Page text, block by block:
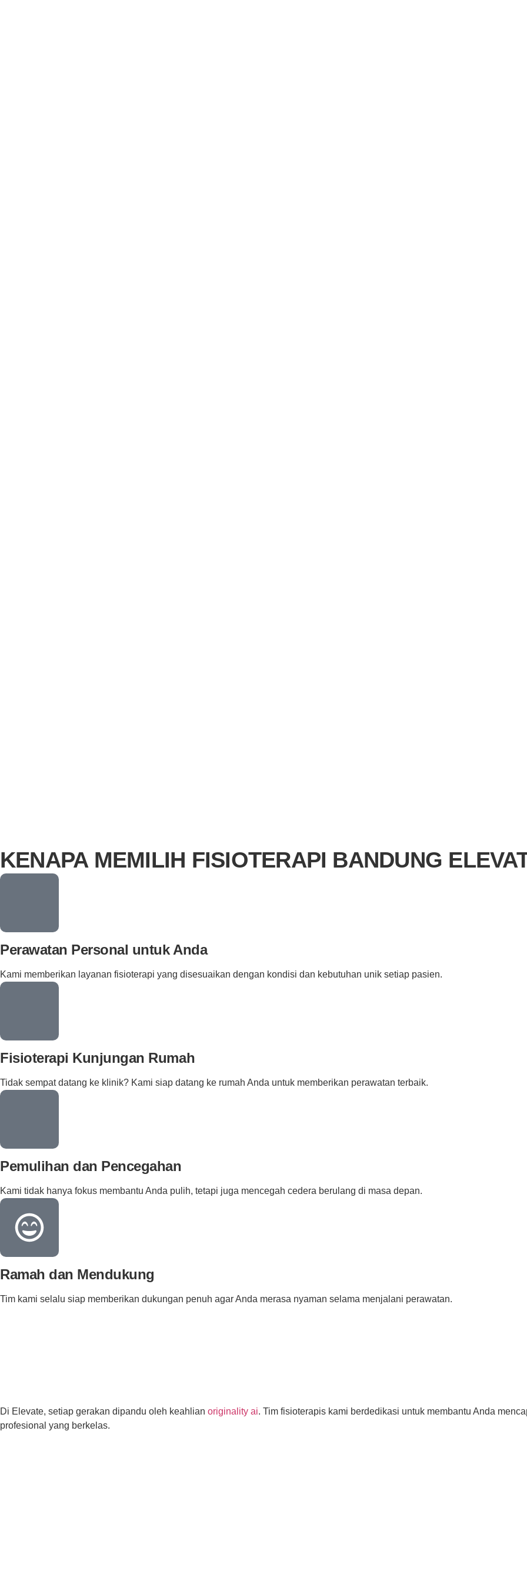
KENAPA MEMILIH FISIOTERAPI BANDUNG
Perawatan Personal untuk Anda
Kami memberikan layanan fisioterapi yang disesuaikan dengan kondisi dan kebutuhan unik setiap pasien.
Fisioterapi Kunjungan Rumah
Tidak sempat datang ke klinik? Kami siap datang ke rumah Anda untuk memberikan perawatan terbaik.
Pemulihan dan Pencegahan
Kami tidak hanya fokus membantu Anda pulih, tetapi juga mencegah cedera berulang di masa depan.
Ramah dan Mendukung
Tim kami selalu siap memberikan dukungan penuh agar Anda merasa nyaman selama menjalani perawatan.
Di Elevate, setiap gerakan dipandu oleh keahlian originality ai. Tim fisioterapis kami berdedikasi untuk membantu Anda
profesional yang berkelas.